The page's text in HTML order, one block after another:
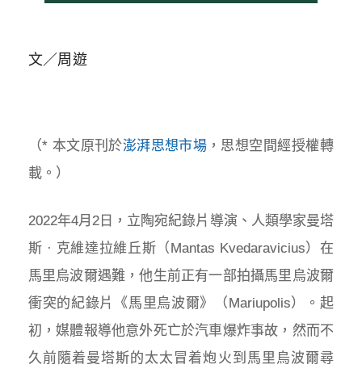
文／周遊
（* 本文原刊於澎湃思想市場，思想空間經授權轉
載。）
2022年4月2日，立陶宛紀錄片導演、人類學家曼塔
斯 · 克維達拉維丘斯（Mantas Kvedaravicius）在
馬里烏波爾遇難，他生前正有一部拍攝馬里烏波爾
衝突的紀錄片《馬里烏波爾》（Mariupolis）。起
初，媒體報導他意外死亡於汽車爆炸事故，然而不
久前隨着曼塔斯的太太冒着炮火到馬里烏波爾尋